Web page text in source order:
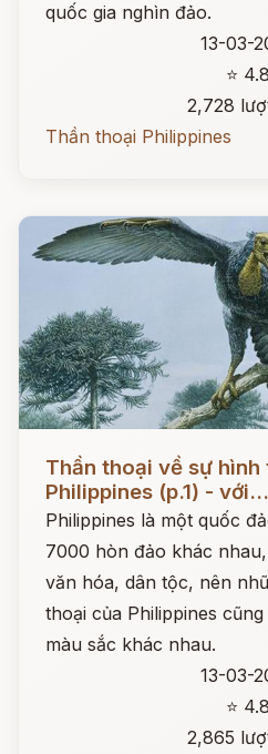
quốc gia nghìn đảo.
13-03-
⭐ 4.8
2,728
Thần thoại Philippines
Đọc ngay
Thần thoại về sự
Philippines (p.1) - với...
Philippines là một quốc
7000 hòn đảo khác
văn hóa, dân tộc, nên
thoại của Philippines
màu sắc khác nhau.
13-03-
⭐ 4.8
2,865